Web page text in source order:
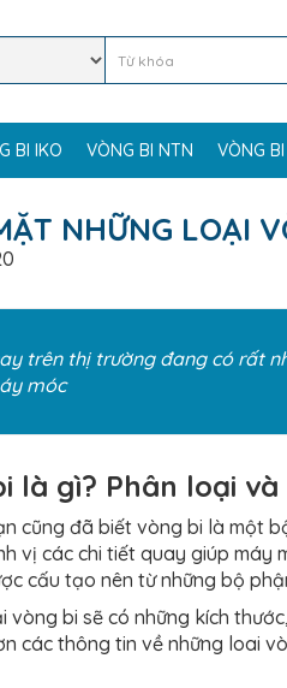
BI IKO VÒNG BI NTN VÒNG
NHỮNG LOẠI
trên thị trường đang có rất
móc
là gì? Phân loại
cũng đã biết vòng bi là một
vị các chi tiết quay giúp máy
cấu tạo nên từ những bộ
vòng bi sẽ có những kích
các thông tin về những loai